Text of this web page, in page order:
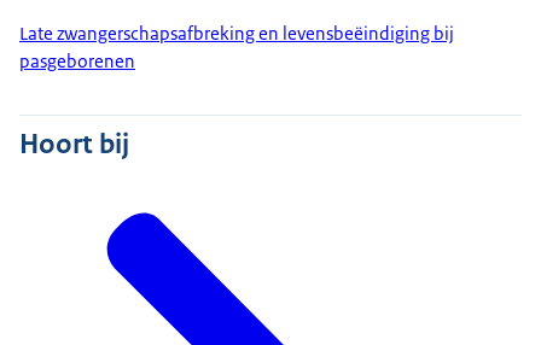
Late zwangerschapsafbreking en levensbeëindiging bij
pasgeborenen
Hoort bij